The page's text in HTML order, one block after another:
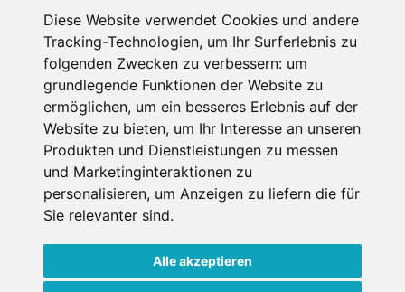
Diese Website verwendet Cookies und andere
Tracking-Technologien, um Ihr Surferlebnis zu
folgenden Zwecken zu verbessern: um
grundlegende Funktionen der Website zu
ermöglichen, um ein besseres Erlebnis auf der
Website zu bieten, um Ihr Interesse an unseren
Produkten und Dienstleistungen zu messen
und Marketinginteraktionen zu
personalisieren, um Anzeigen zu liefern die für
Sie relevanter sind.
Alle akzeptieren
Datenschutz
Nutzungsbedingungen
Kontakt
WEITERE PORTALE
Schneemenschen.de
Schneehoehen.de
Alpen-Guide.de